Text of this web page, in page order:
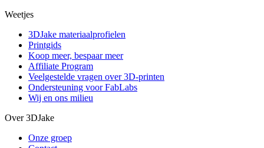
Weetjes
3DJake materiaalprofielen
Printgids
Koop meer, bespaar meer
Affiliate Program
Veelgestelde vragen over 3D-printen
Ondersteuning voor FabLabs
Wij en ons milieu
Over 3DJake
Onze groep